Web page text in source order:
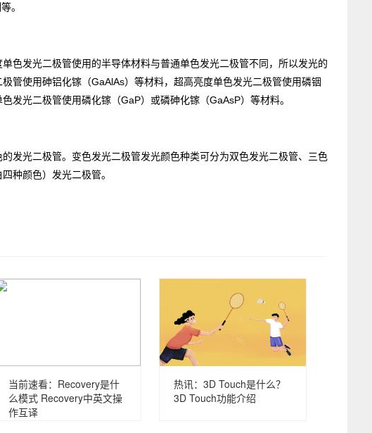
。
色发光二极管使用的半导体材料与普通单色发光二极管不同，所以发光的
管使用砷铝化镓（GaAlAs）等材料，超高亮度单色发光二极管使用磷铟
发光二极管使用磷化镓（GaP）或磷砷化镓（GaAsP）等材料。
光二极管。变色发光二极管发光颜色种类可分为双色发光二极管、三色
种颜色）发光二极管。
当前速看：Recovery是什
么模式 Recovery中英文操
作互译
热讯：3D Touch是什么？
3D Touch功能介绍